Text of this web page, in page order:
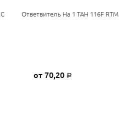
Ответвитель На 1 TAH 116F RTM
от 70,20 Р